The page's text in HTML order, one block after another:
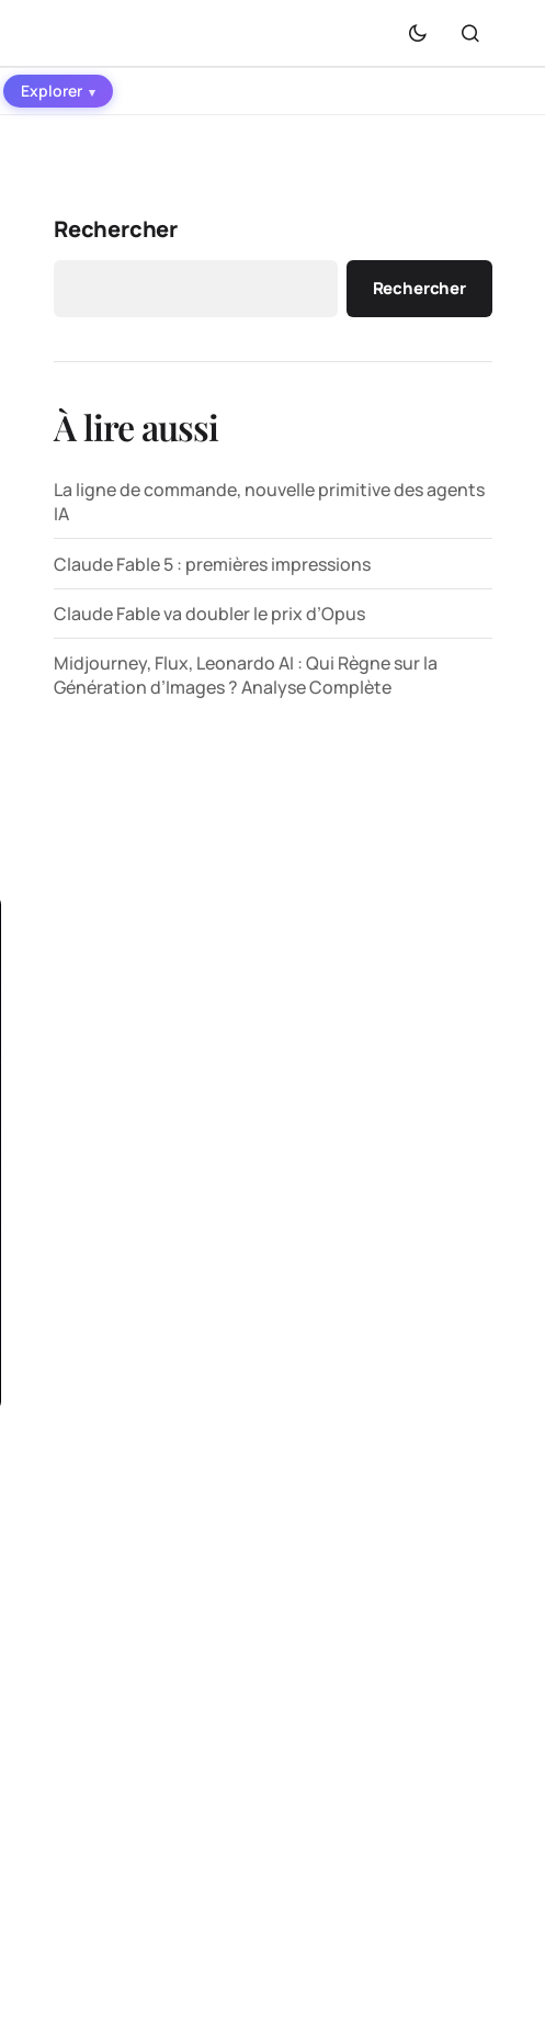
Explorer ▾
Rechercher
Rechercher
À lire aussi
La ligne de commande, nouvelle primitive des agents
IA
Claude Fable 5 : premières impressions
Claude Fable va doubler le prix d’Opus
Midjourney, Flux, Leonardo AI : Qui Règne sur la
Génération d’Images ? Analyse Complète